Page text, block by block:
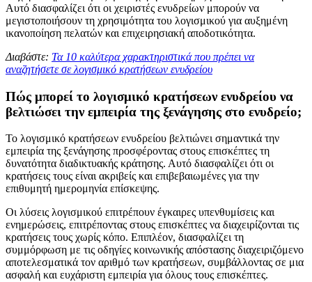
Αυτό διασφαλίζει ότι οι χειριστές ενυδρείων μπορούν να
μεγιστοποιήσουν τη χρησιμότητα του λογισμικού για αυξημένη
ικανοποίηση πελατών και επιχειρησιακή αποδοτικότητα.
Διαβάστε: Τα 10 καλύτερα χαρακτηριστικά που πρέπει να
αναζητήσετε σε λογισμικό κρατήσεων ενυδρείου
Πώς μπορεί το λογισμικό κρατήσεων ενυδρείου να
βελτιώσει την εμπειρία της ξενάγησης στο ενυδρείο;
Το λογισμικό κρατήσεων ενυδρείου βελτιώνει σημαντικά την
εμπειρία της ξενάγησης προσφέροντας στους επισκέπτες τη
δυνατότητα διαδικτυακής κράτησης. Αυτό διασφαλίζει ότι οι
κρατήσεις τους είναι ακριβείς και επιβεβαιωμένες για την
επιθυμητή ημερομηνία επίσκεψης.
Οι λύσεις λογισμικού επιτρέπουν έγκαιρες υπενθυμίσεις και
ενημερώσεις, επιτρέποντας στους επισκέπτες να διαχειρίζονται τις
κρατήσεις τους χωρίς κόπο. Επιπλέον, διασφαλίζει τη
συμμόρφωση με τις οδηγίες κοινωνικής απόστασης διαχειριζόμενο
αποτελεσματικά τον αριθμό των κρατήσεων, συμβάλλοντας σε μια
ασφαλή και ευχάριστη εμπειρία για όλους τους επισκέπτες.